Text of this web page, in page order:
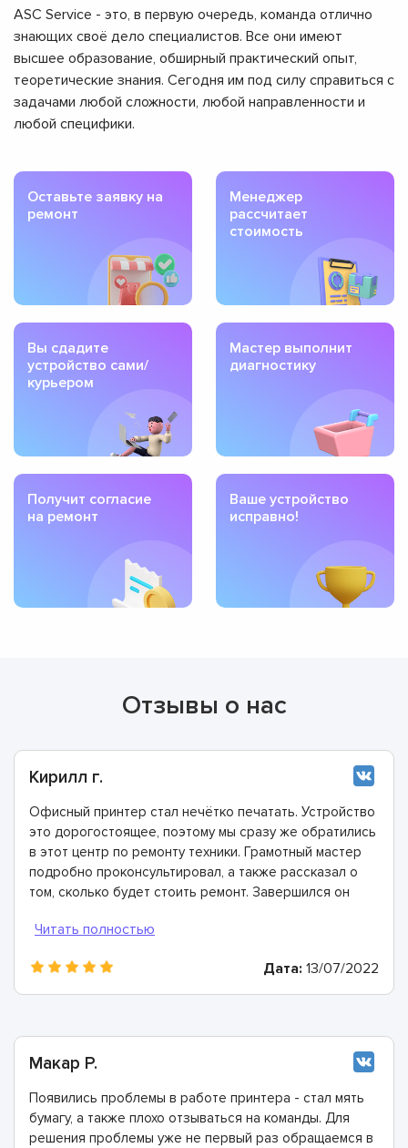
ASC Service - это, в первую очередь, команда отлично
знающих своё дело специалистов. Все они имеют
высшее образование, обширный практический опыт,
теоретические знания. Сегодня им под силу справиться с
задачами любой сложности, любой направленности и
любой специфики.
Оставьте заявку на
ремонт
Менеджер
рассчитает
стоимость
Вы сдадите
устройство сами/
курьером
Мастер выполнит
диагностику
Получит согласие
на ремонт
Ваше устройство
исправно!
Отзывы о нас
Кирилл г.
Офисный принтер стал нечётко печатать. Устройство
это дорогостоящее, поэтому мы сразу же обратились
в этот центр по ремонту техники. Грамотный мастер
подробно проконсультировал, а также рассказал о
том, сколько будет стоить ремонт. Завершился он
Дата: 13/07/2022
Макар Р.
Появились проблемы в работе принтера - стал мять
бумагу, а также плохо отзываться на команды. Для
решения проблемы уже не первый раз обращаемся в